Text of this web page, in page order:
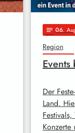
notes 06.
Region
Events
Der
Land.